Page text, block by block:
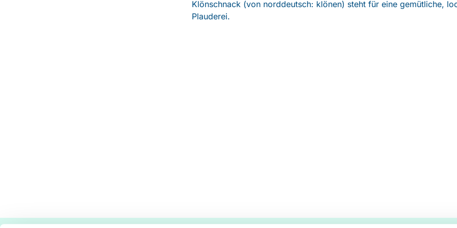
Klönschnack (von norddeutsch: klönen) steht für eine gemütliche,
Plauderei.